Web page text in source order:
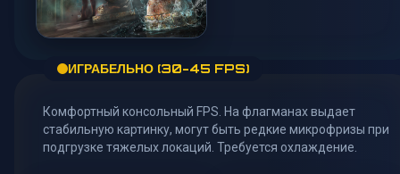
HIGH / 60 FPS
ИГРАБЕЛЬНО (30-45 FPS)
Комфортный консольный FPS. На флагманах выдает
стабильную картинку, могут быть редкие микрофризы при
подгрузке тяжелых локаций. Требуется охлаждение.